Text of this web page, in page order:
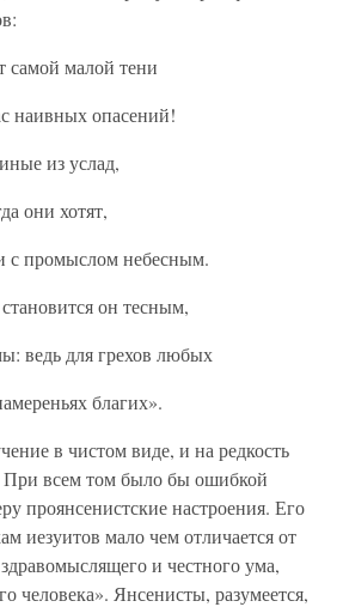
самой малой тени
наивных опасений!
из услад,
они хотят,
с промыслом небесным.
он тесным,
ведь для грехов любых
благих».
в чистом виде, и на редкость
При всем том было бы ошибкой
проянсенистские настроения. Его
иезуитов мало чем отличается от
и честного ума,
человека». Янсенисты, разумеется,